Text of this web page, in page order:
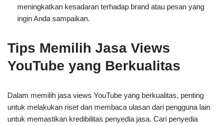
meningkatkan kesadaran terhadap brand atau pesan yang
ingin Anda sampaikan.
Tips Memilih Jasa Views
YouTube yang Berkualitas
Dalam memilih jasa views YouTube yang berkualitas, penting
untuk melakukan riset dan membaca ulasan dari pengguna lain
untuk memastikan kredibilitas penyedia jasa. Cari penyedia